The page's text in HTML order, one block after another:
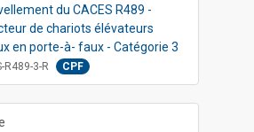
du CACES R489 -
de chariots élévateurs
en porte-à- faux - Catégorie 3
R489-3-R CPF